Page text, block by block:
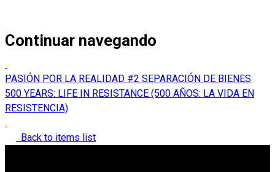
Continuar navegando
PASIÓN POR LA REALIDAD #2 SEPARACIÓN DE BIENES
500 YEARS: LIFE IN RESISTANCE (500 AÑOS: LA VIDA EN
RESISTENCIA)
Back to items list